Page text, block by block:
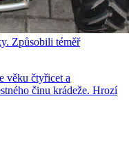
Způsobili téměř
věku čtyřicet a
činu krádeže. Hrozí